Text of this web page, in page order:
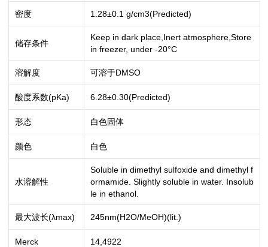
密度 1.28±0.1 g/cm3(Predicted)
储存条件
Keep in dark place,Inert atmosphere,Store
in freezer, under -20°C
溶解度 可溶于DMSO
酸度系数(pKa) 6.28±0.30(Predicted)
形态 白色固体
颜色 白色
水溶解性
Soluble in dimethyl sulfoxide and dimethyl f
ormamide. Slightly soluble in water. Insolub
le in ethanol.
最大波长(λmax) 245nm(H2O/MeOH)(lit.)
Merck 14,4922